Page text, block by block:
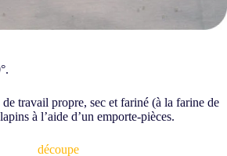
travail propre, sec et fariné (à la farine de
à l’aide d’un emporte-pièces.